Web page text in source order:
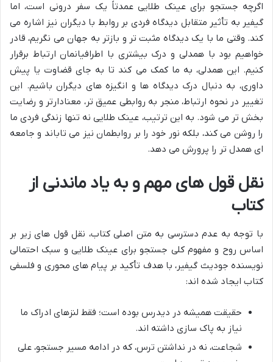
اگرچه جستجو برای عینک طلایی عمدتاً یک سفر درونی است، اما
گیفیر به تأثیر متقابل دیدگاه فردی بر روابط با دیگران نیز اشاره می
کند. وقتی ما با یک دیدگاه مثبت تر و بازتر به جهان می نگریم، قادر
خواهیم بود با همدلی و درک بیشتری با اطرافیانمان ارتباط برقرار
کنیم. این همدلی، به ما کمک می کند تا به جای قضاوت یا پیش
داوری، به دنبال درک دیدگاه ها و انگیزه های دیگران باشیم. این
تغییر در نحوه ارتباط، منجر به روابطی عمیق تر، معنادارتر و رضایت
بخش تر می شود. به این ترتیب، عینک طلایی نه تنها زندگی فردی ما
را روشن می کند، بلکه نور خود را بر روابطمان نیز می تاباند و جامعه
ای همدل تر را پرورش می دهد.
نقل قول های مهم و به یاد ماندنی از
کتاب
با توجه به عدم دسترسی به متن اصلی کتاب، نقل قول های زیر بر
اساس روح و مفهوم کلی جستجو برای عینک طلایی و سبک احتمالی
نویسنده جودیث گیفیر، با هدف تأکید بر پیام های محوری و فلسفی
کتاب ایجاد شده اند:
حقیقت همیشه در دیدرس بوده است؛ فقط لنزهای ادراک ما
نیاز به پاک سازی داشته اند.
شجاعت، نه در نداشتن ترس، که در ادامه مسیر جستجو، علی